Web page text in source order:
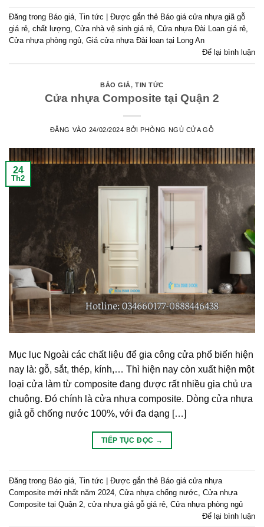
Đăng trong Báo giá Tin tức Được gắn thẻ Báo giá cửa nhựa giã gỗ
giá rẻ chất lượng Cửa nhà vệ sinh giá rẻ Cửa nhựa Đài Loan giá rẻ
Cửa nhựa phòng ngủ Giá cửa nhựa Đài loan tại Long An
Để lại bình luận
BÁO GIÁ,TIN TỨC
Cửa nhựa Composite tại Quận 2
ĐĂNG VÀO 24/02/2024 BỞI PHÒNG NGỦ CỬA GỖ
24
Th2
Mục lục Ngoài các chất liệu để gia công cửa phổ biến hiện
nay là: gỗ, sắt, thép, kính,… Thì hiện nay còn xuất hiện một
loại cửa làm từ composite đang được rất nhiều gia chủ ưa
chuộng. Đó chính là cửa nhựa composite. Dòng cửa nhựa
giả gỗ chống nước 100%, với đa dạng […]
TIẾP TỤC ĐỌC →
Đăng trong Báo giá Tin tức | Được gắn thẻ Báo giá cửa nhựa
Composite mới nhất năm 2024 Cửa nhựa chống nước Cửa nhựa
Composite tại Quận 2 cửa nhựa giả gỗ giá rẻ Cửa nhựa phòng ngủ
Để lại bình luận